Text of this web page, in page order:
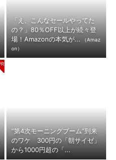
「え、こんなセールやってた
の？」80％OFF以上が続々登
場！Amazonの本気が...
（Amaz
on）
“第4次モーニングブーム”到来
のワケ 300円の「朝サイゼ」
から1000円超の「...